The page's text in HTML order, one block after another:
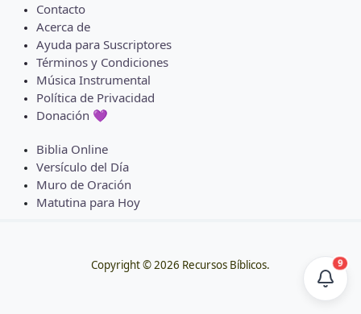
Contacto
Acerca de
Ayuda para Suscriptores
Términos y Condiciones
Música Instrumental
Política de Privacidad
Donación 💜
Biblia Online
Versículo del Día
Muro de Oración
Matutina para Hoy
Copyright © 2026 Recursos Bíblicos. 9